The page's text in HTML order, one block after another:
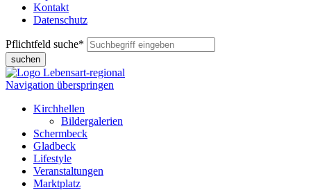
Kontakt
Datenschutz
Pflichtfeld suche*
suchen
Navigation überspringen
Kirchhellen
Bildergalerien
Schermbeck
Gladbeck
Lifestyle
Veranstaltungen
Marktplatz